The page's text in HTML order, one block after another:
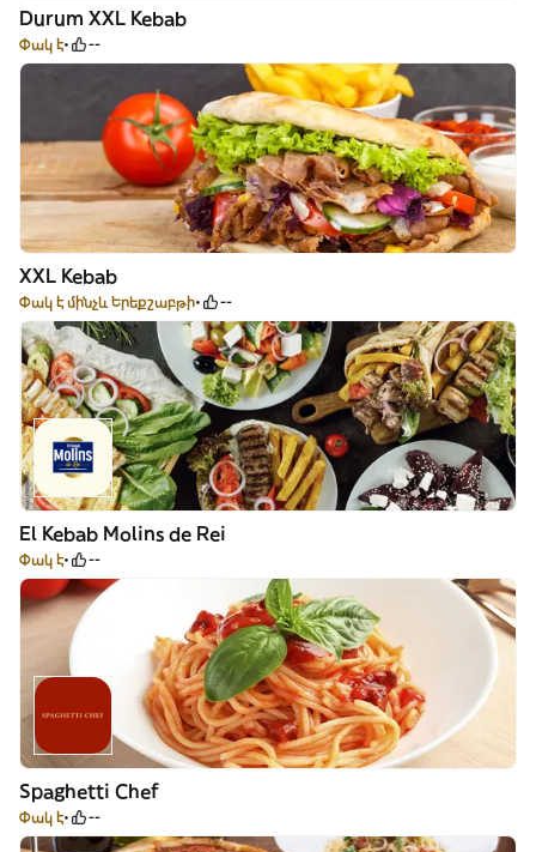
Durum XXL Kebab
Փակ է --
XXL Kebab
Փակ է մինչև Երեքշաբթի --
El Kebab Molins de Rei
Փակ է --
Spaghetti Chef
Փակ է --